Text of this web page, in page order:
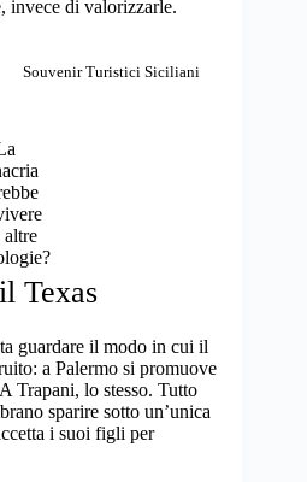
invece di valorizzarle.
Souvenir Turistici Siciliani
altre
Texas
guardare il modo in cui il
a Palermo si promuove
Trapani, lo stesso. Tutto
sparire sotto un’unica
i suoi figli per